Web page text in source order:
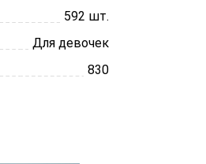
592 шт.
Для девочек
830